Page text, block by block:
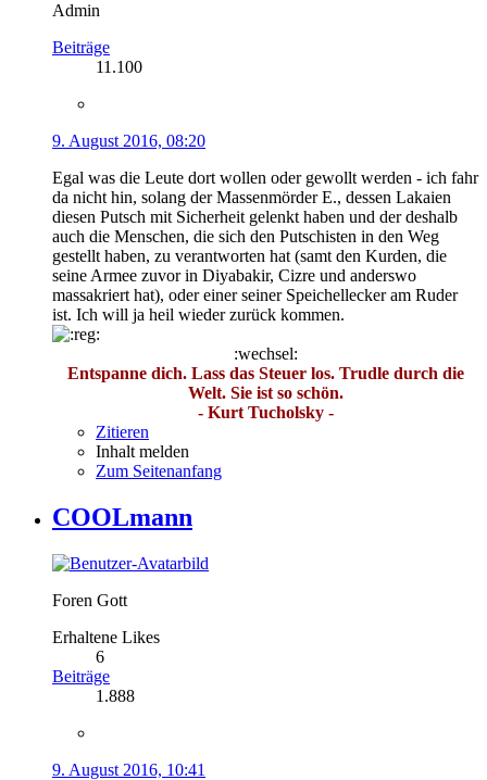
Admin
Beiträge
11.100
9. August 2016, 08:20
Egal was die Leute dort wollen oder gewollt werden - ich fahr
da nicht hin, solang der Massenmörder E., dessen Lakaien
diesen Putsch mit Sicherheit gelenkt haben und der deshalb
auch die Menschen, die sich den Putschisten in den Weg
gestellt haben, zu verantworten hat (samt den Kurden, die
seine Armee zuvor in Diyabakir, Cizre und anderswo
massakriert hat), oder einer seiner Speichellecker am Ruder
ist. Ich will ja heil wieder zurück kommen.
:wechsel:
Entspanne dich. Lass das Steuer los. Trudle durch die
Welt. Sie ist so schön.
- Kurt Tucholsky -
Zitieren
Inhalt melden
Zum Seitenanfang
COOLmann
Foren Gott
Erhaltene Likes
6
Beiträge
1.888
9. August 2016, 10:41